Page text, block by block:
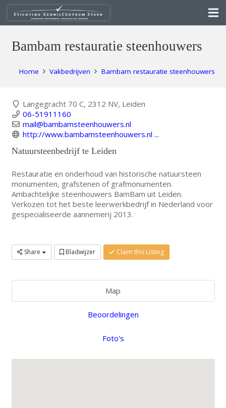
Bambam restauratie steenhouwers
Home Vakbedrijven Bambam restauratie steenhouwers
Langegracht 70 C, 2312 NV, Leiden
06-51911160
mail@bambamsteenhouwers.nl
http://www.bambamsteenhouwers.nl ...
Natuursteenbedrijf te Leiden
Restauratie en onderhoud van historische natuursteen
monumenten, grafstenen of grafmonumenten.
Ambachtelijke steenhouwers BamBam uit Leiden.
Verkozen tot het beste leerwerkbedrijf in Nederland voor
gespecialiseerde aannemerij 2013.
Share Bladwijzer Claim this Listing
Map
Beoordelingen
Foto's